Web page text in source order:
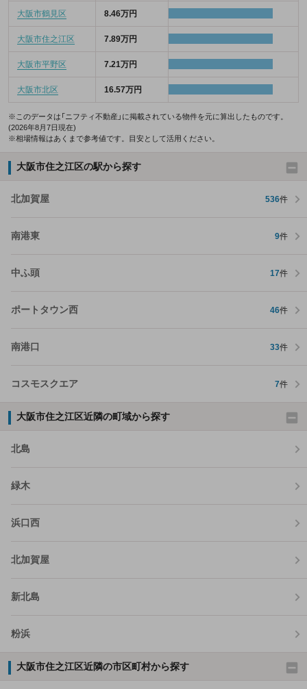
大阪市鶴見区 8.46万円
大阪市住之江区 7.89万円
大阪市平野区 7.21万円
大阪市北区 16.57万円
※このデータは「ニフティ不動産」に掲載されている物件を元に算出したものです。
(2026年8月7日現在)
※相場情報はあくまで参考値です。目安として活用ください。
大阪市住之江区の駅から探す
北加賀屋 536件
南港東 9件
中ふ頭 17件
ポートタウン西 46件
南港口 33件
コスモスクエア 7件
大阪市住之江区近隣の町域から探す
北島
緑木
浜口西
北加賀屋
新北島
粉浜
大阪市住之江区近隣の市区町村から探す